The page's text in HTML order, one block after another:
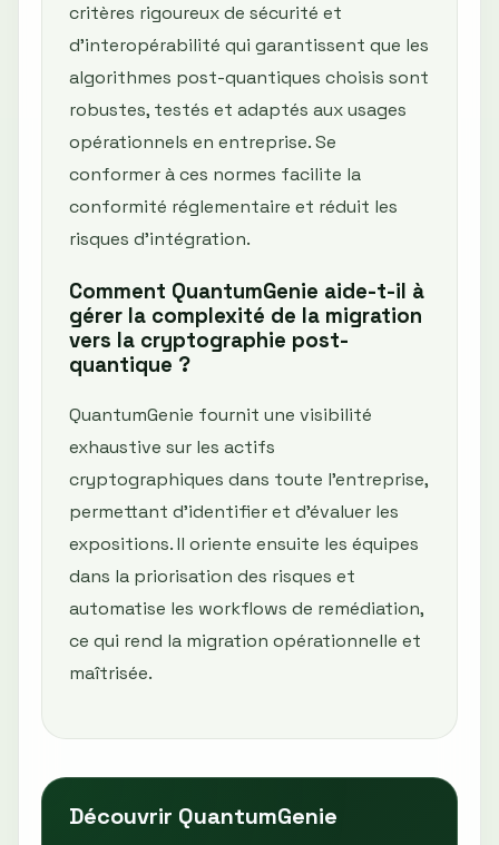
critères rigoureux de sécurité et
d’interopérabilité qui garantissent que les
algorithmes post-quantiques choisis sont
robustes, testés et adaptés aux usages
opérationnels en entreprise. Se
conformer à ces normes facilite la
conformité réglementaire et réduit les
risques d’intégration.
Comment QuantumGenie aide-t-il à
gérer la complexité de la migration
vers la cryptographie post-
quantique ?
QuantumGenie fournit une visibilité
exhaustive sur les actifs
cryptographiques dans toute l’entreprise,
permettant d’identifier et d’évaluer les
expositions. Il oriente ensuite les équipes
dans la priorisation des risques et
automatise les workflows de remédiation,
ce qui rend la migration opérationnelle et
maîtrisée.
Découvrir QuantumGenie